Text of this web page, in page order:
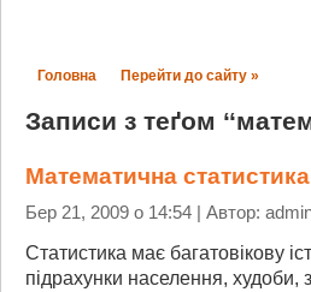
Головна Перейти до сайту »
Записи з теґом
Математична
Бер 21, 2009 о 14:54 | Автор:
Статистика має багатовікову
підрахунки населення, худоби,